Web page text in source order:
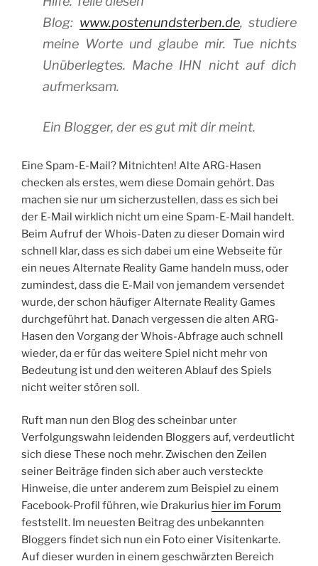
Blog: www.postenundsterben.de, studiere
meine Worte und glaube mir. Tue nichts
Unüberlegtes. Mache IHN nicht auf dich
aufmerksam.
Ein Blogger, der es gut mit dir meint.
Eine Spam-E-Mail? Mitnichten! Alte ARG-Hasen
checken als erstes, wem diese Domain gehört. Das
machen sie nur um sicherzustellen, dass es sich bei
der E-Mail wirklich nicht um eine Spam-E-Mail handelt.
Beim Aufruf der Whois-Daten zu dieser Domain wird
schnell klar, dass es sich dabei um eine Webseite für
ein neues Alternate Reality Game handeln muss, oder
zumindest, dass die E-Mail von jemandem versendet
wurde, der schon häufiger Alternate Reality Games
durchgeführt hat. Danach vergessen die alten ARG-
Hasen den Vorgang der Whois-Abfrage auch schnell
wieder, da er für das weitere Spiel nicht mehr von
Bedeutung ist und den weiteren Ablauf des Spiels
nicht weiter stören soll.
Ruft man nun den Blog des scheinbar unter
Verfolgungswahn leidenden Bloggers auf, verdeutlicht
sich diese These noch mehr. Zwischen den Zeilen
seiner Beiträge finden sich aber auch versteckte
Hinweise, die unter anderem zum Beispiel zu einem
Facebook-Profil führen, wie Drakurius hier im Forum
feststellt. Im neuesten Beitrag des unbekannten
Bloggers findet sich nun ein Foto einer Visitenkarte.
Auf dieser wurden in einem geschwärzten Bereich